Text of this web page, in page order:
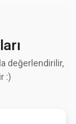
değerlendirilir,
:)